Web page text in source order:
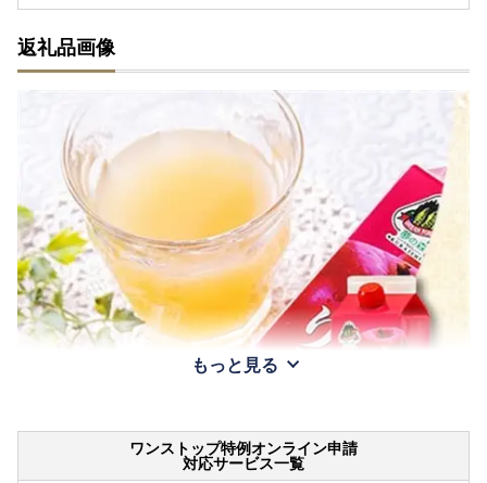
返礼品画像
もっと見る
ワンストップ特例オンライン申請
対応サービス一覧